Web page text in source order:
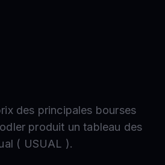
des principales bourses
produit un tableau des
( USUAL ).